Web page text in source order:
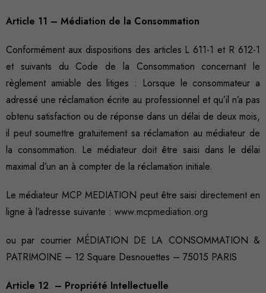
Article 11 – Médiation de la Consommation
Conformément aux dispositions des articles L 611-1 et R 612-1
et suivants du Code de la Consommation concernant le
règlement amiable des litiges : Lorsque le consommateur a
adressé une réclamation écrite au professionnel et qu’il n’a pas
obtenu satisfaction ou de réponse dans un délai de deux mois,
il peut soumettre gratuitement sa réclamation au médiateur de
la consommation. Le médiateur doit être saisi dans le délai
maximal d’un an à compter de la réclamation initiale.
Le médiateur MCP MEDIATION peut être saisi directement en
ligne à l’adresse suivante : www.mcpmediation.org
ou par courrier MÉDIATION DE LA CONSOMMATION &
PATRIMOINE – 12 Square Desnouettes – 75015 PARIS
Article 12 – Propriété Intellectuelle